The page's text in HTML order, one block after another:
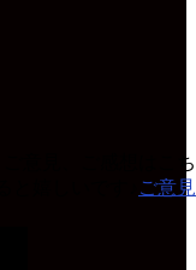
ご意見、ご感想はこ
ご意